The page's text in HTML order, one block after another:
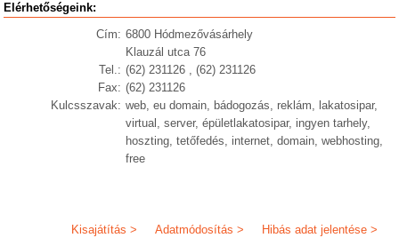
Elérhetőségeink:
Cím: 6800 Hódmezővásárhely
Klauzál utca 76
Tel.: (62) 231126 , (62) 231126
Fax: (62) 231126
Kulcsszavak: web, eu domain, bádogozás, reklám, lakatosipar,
virtual, server, épületlakatosipar, ingyen tarhely,
hoszting, tetőfedés, internet, domain, webhosting,
free
Hibás adat jelentése >
Adatmódosítás >
Kisajátítás >